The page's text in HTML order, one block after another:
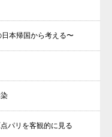
本帰国から考える〜
パリを客観的に見る